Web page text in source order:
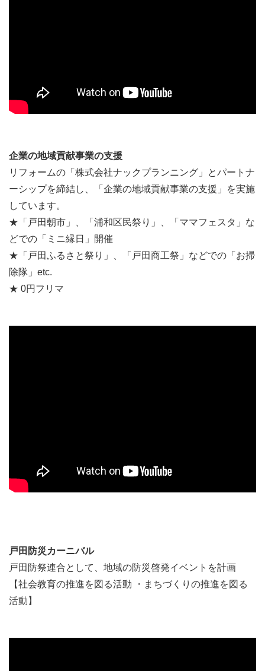
企業の地域貢献事業の支援
リフォームの「株式会社ナックプランニング」とパートナ
ーシップを締結し、「企業の地域貢献事業の支援」を実施
しています。
★「戸田朝市」、「浦和区民祭り」、「ママフェスタ」な
どでの「ミニ縁日」開催
★「戸田ふるさと祭り」、「戸田商工祭」などでの「お掃
除隊」etc.
★ 0円フリマ
戸田防災カーニバル
戸田防祭連合として、地域の防災啓発イベントを計画
【社会教育の推進を図る活動 ・まちづくりの推進を図る
活動】